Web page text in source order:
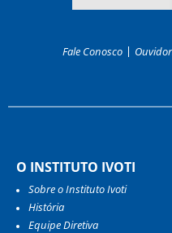
Fale Conosco
O INSTITUTO IVOTI
Sobre o Instituto Ivoti
História
Equipe Diretiva